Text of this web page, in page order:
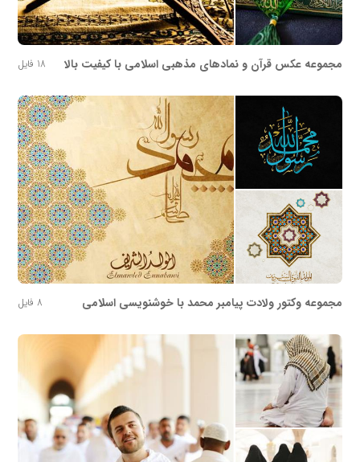
مجموعه عکس قرآن و نمادهای مذهبی اسلامی با کیفیت بالا 18 فایل
مجموعه وکتور ولادت پیامبر محمد با خوشنویسی اسلامی 8 فایل